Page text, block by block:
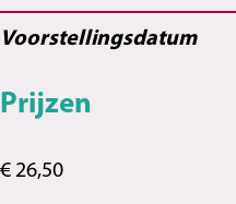
Voorstellingsdatum
Prijzen
€ 26,50